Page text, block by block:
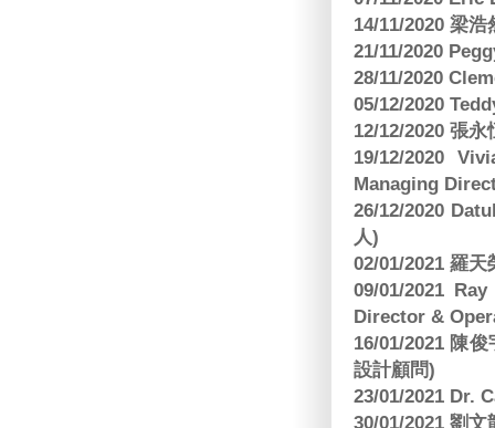
14/11/2020 梁
21/11/2020
28/11/2020
05/12/2020
12/12/2020 張
19/12/2020
Managing
26/12/2020
人)
02/01/2021 羅
09/01/2021
Director &
16/01/2021 陳
設計顧問)
23/01/2021 Dr.
30/01/2021 劉